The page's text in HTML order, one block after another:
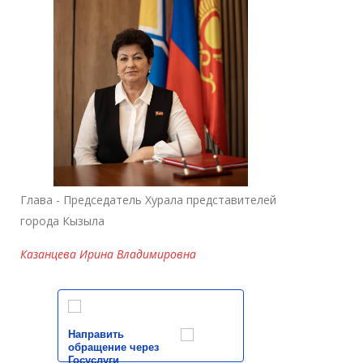
Глава - Председатель Хурала представителей
города Кызыла
Казанцева Ирина Владимировна
Направить
обращение через
Госуслуги